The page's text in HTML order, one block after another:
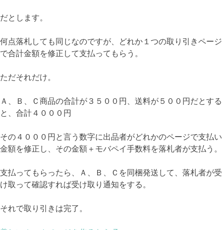
だとします。
何点落札しても同じなのですが、どれか１つの取り引きページ
で合計金額を修正して支払ってもらう。
ただそれだけ。
Ａ、Ｂ、Ｃ商品の合計が３５００円、送料が５００円だとする
と、合計４０００円
その４０００円と言う数字に出品者がどれかのページで支払い
金額を修正し、その金額＋モバペイ手数料を落札者が支払う。
支払ってもらったら、Ａ、Ｂ、Ｃを同梱発送して、落札者が受
け取って確認すれば受け取り通知をする。
それで取り引きは完了。